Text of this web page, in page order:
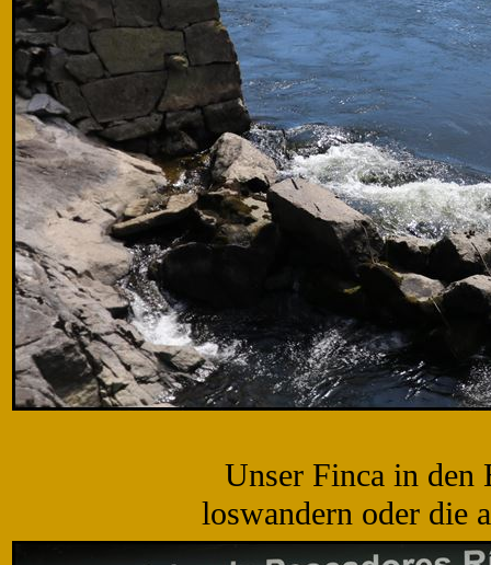
Unser Finca in den
loswandern oder die